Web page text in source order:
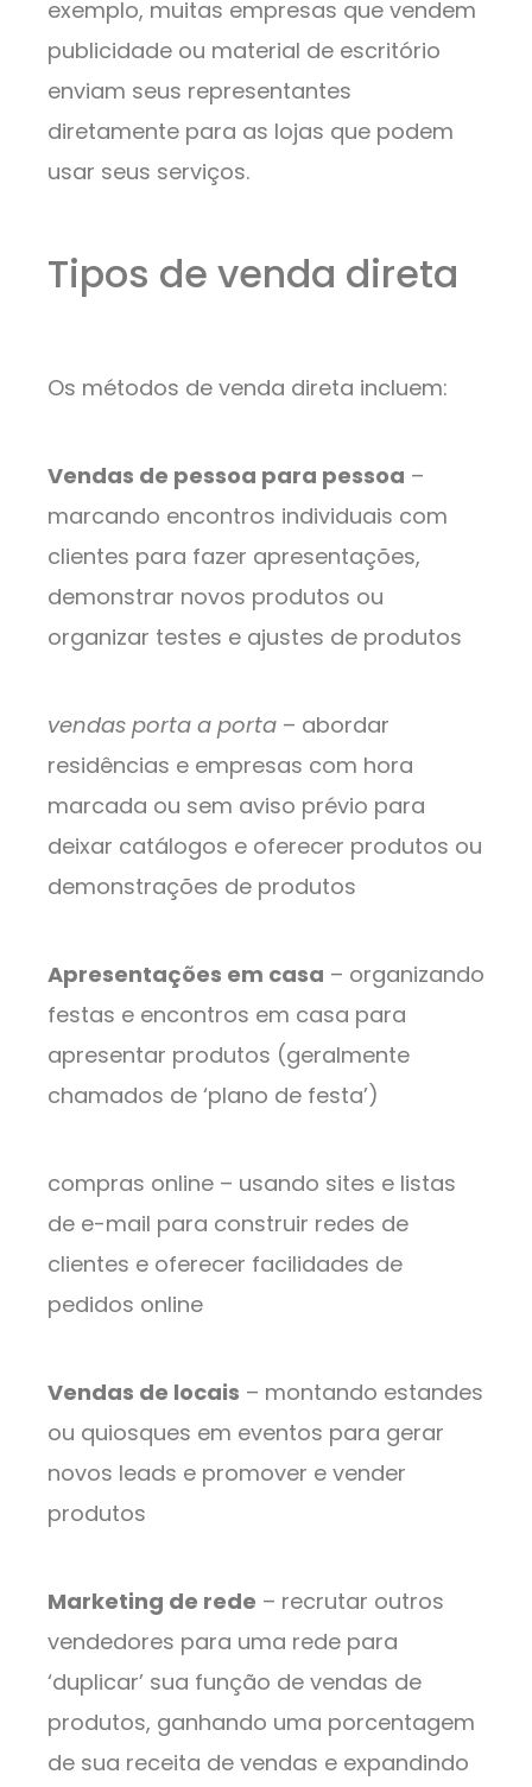
exemplo, muitas empresas que vendem
publicidade ou material de escritório
enviam seus representantes
diretamente para as lojas que podem
usar seus serviços.
Tipos de venda direta
Os métodos de venda direta incluem:
Vendas de pessoa para pessoa –
marcando encontros individuais com
clientes para fazer apresentações,
demonstrar novos produtos ou
organizar testes e ajustes de produtos
vendas porta a porta – abordar
residências e empresas com hora
marcada ou sem aviso prévio para
deixar catálogos e oferecer produtos ou
demonstrações de produtos
Apresentações em casa – organizando
festas e encontros em casa para
apresentar produtos (geralmente
chamados de ‘plano de festa’)
compras online – usando sites e listas
de e-mail para construir redes de
clientes e oferecer facilidades de
pedidos online
Vendas de locais – montando estandes
ou quiosques em eventos para gerar
novos leads e promover e vender
produtos
Marketing de rede – recrutar outros
vendedores para uma rede para
‘duplicar’ sua função de vendas de
produtos, ganhando uma porcentagem
de sua receita de vendas e expandindo